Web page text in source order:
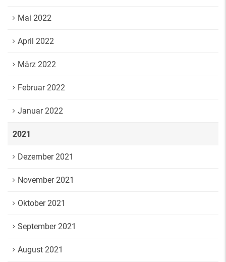
Mai 2022
April 2022
März 2022
Februar 2022
Januar 2022
2021
Dezember 2021
November 2021
Oktober 2021
September 2021
August 2021